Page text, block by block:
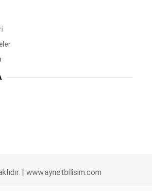
| www.aynetbilisim.com